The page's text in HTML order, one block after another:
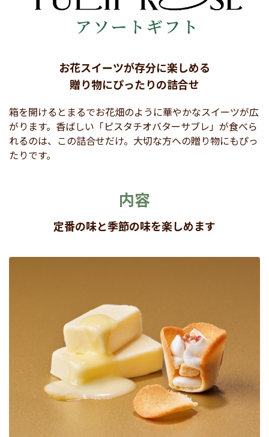
お花スイーツが存分に楽しめる
贈り物にぴったりの詰合せ
箱を開けるとまるでお花畑のように華やかなスイーツが広
がります。香ばしい「ピスタチオバターサブレ」が食べら
れるのは、この詰合せだけ。大切な方への贈り物にもぴっ
たりです。
内容
定番の味と季節の味を楽しめます